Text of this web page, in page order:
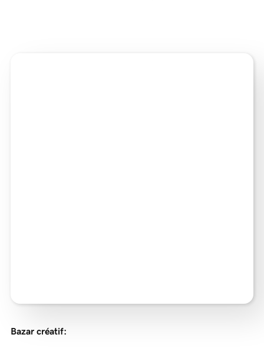
Bazar créatif: